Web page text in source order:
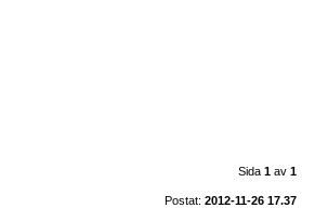
Sida 1av 1
Postat: 2012-11-26 17.37